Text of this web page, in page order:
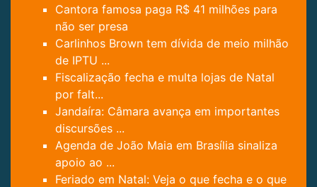
Cantora famosa paga R$ 41 milhões para
não ser presa
Carlinhos Brown tem dívida de meio milhão
de IPTU ...
Fiscalização fecha e multa lojas de Natal
por falt...
Jandaíra: Câmara avança em importantes
discursões ...
Agenda de João Maia em Brasília sinaliza
apoio ao ...
Feriado em Natal: Veja o que fecha e o que